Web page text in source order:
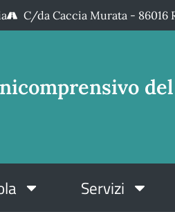
C/da Caccia Murata - 86016
Servizi